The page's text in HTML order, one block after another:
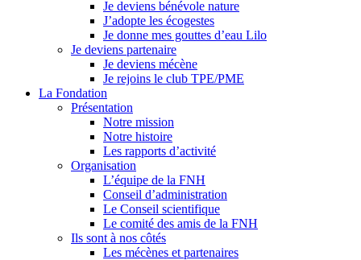
Je deviens bénévole nature
J’adopte les écogestes
Je donne mes gouttes d’eau Lilo
Je deviens partenaire
Je deviens mécène
Je rejoins le club TPE/PME
La Fondation
Présentation
Notre mission
Notre histoire
Les rapports d’activité
Organisation
L’équipe de la FNH
Conseil d’administration
Le Conseil scientifique
Le comité des amis de la FNH
Ils sont à nos côtés
Les mécènes et partenaires